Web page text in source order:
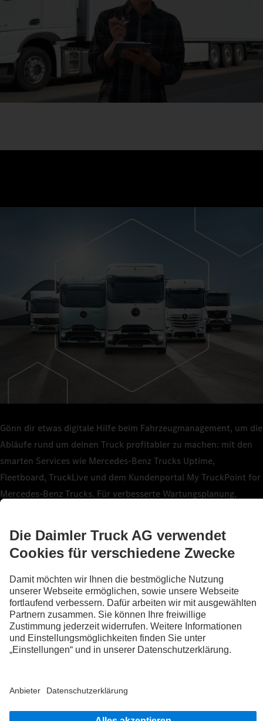
Gönn dir etwas digitale Hilfe beim Fahrzeugmanagement, um die
Abläufe rund um deinen Truck profitabler zu machen: mit den
smarten Services wie Mercedes‑Benz Trucks Uptime,
Fleetboard, TruckLive und dem Kundenportal My TruckPoint for
Mercedes‑Benz Trucks. Für verbesserte Wartungsplanung,
Echtzeitverkehrsdaten. Übrigens: Selbst unser Mercedes‑Benz
Trucks Service24h ist im Pannenfall noch schneller, wenn er auf
die digitalen Daten deines Trucks zugreifen kann.
Mehr erfahren